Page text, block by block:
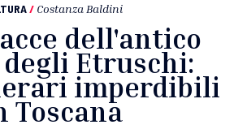
/ Costanza Baldini
dell'antico
Etruschi:
imperdibili
Toscana